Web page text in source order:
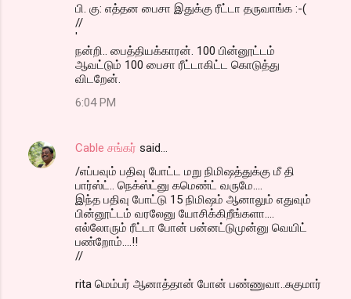
பி. கு: எத்தன பைசா இதுக்கு ரீட்டா தருவாங்க :-(
//
'
நன்றி.. பைத்தியக்காரன். 100 பின்னூட்டம்
ஆவட்டும் 100 பைசா ரீட்டாகிட்ட கொடுத்து
விடறேன்.
6:04 PM
Cable சங்கர் said…
/எப்பவும் பதிவு போட்ட மறு நிமிஷத்துக்கு மீ தி
பார்ஸ்ட்.. நெக்ஸ்ட்னு கமெண்ட் வருமே....
இந்த பதிவு போட்டு 15 நிமிஷம் ஆனாலும் எதுவும்
பின்னூட்டம் வரலேனு யோசிக்கிறீங்களா....
எல்லோரும் ரீட்டா போன் பன்னட்டுமுன்னு வெயிட்
பண்றோம்....!!
//
rita மெம்பர் ஆனாத்தான் போன் பண்ணுவா..சுகுமார்